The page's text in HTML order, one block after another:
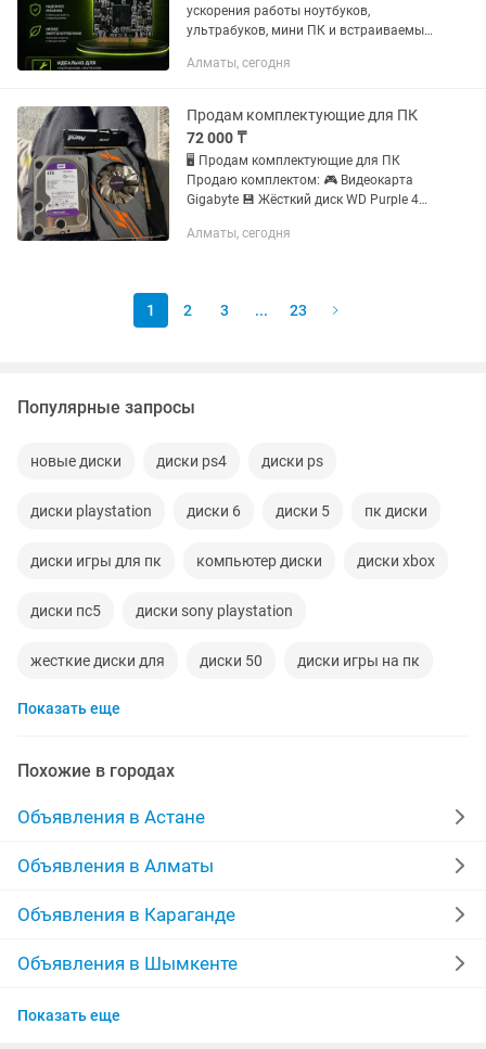
ускорения работы ноутбуков,
ультрабуков, мини ПК и встраиваемых
исправен, состояние отличное,
наработка,...
Алматы, сегодня
Продам комплектующие для ПК
72 000 ₸
🖥️ Продам комплектующие для ПК
Продаю комплектом: 🎮 Видеокарта
Gigabyte 💾 Жёсткий диск WD Purple 4TB
Beast DDR5 Всё в рабочем состоянии.
Алматы, сегодня
1 2 3 ... 23
Популярные запросы
новые диски диски ps4 диски ps
диски playstation диски 6 диски 5 пк диски
диски игры для пк компьютер диски диски xbox
диски пс5 диски sony playstation
жесткие диски для диски 50 диски игры на пк
диски игровые
Показать еще
Похожие в городах
Объявления в Астане
Объявления в Алматы
Объявления в Караганде
Объявления в Шымкенте
Объявления в Усть-Каменогорске
Показать еще